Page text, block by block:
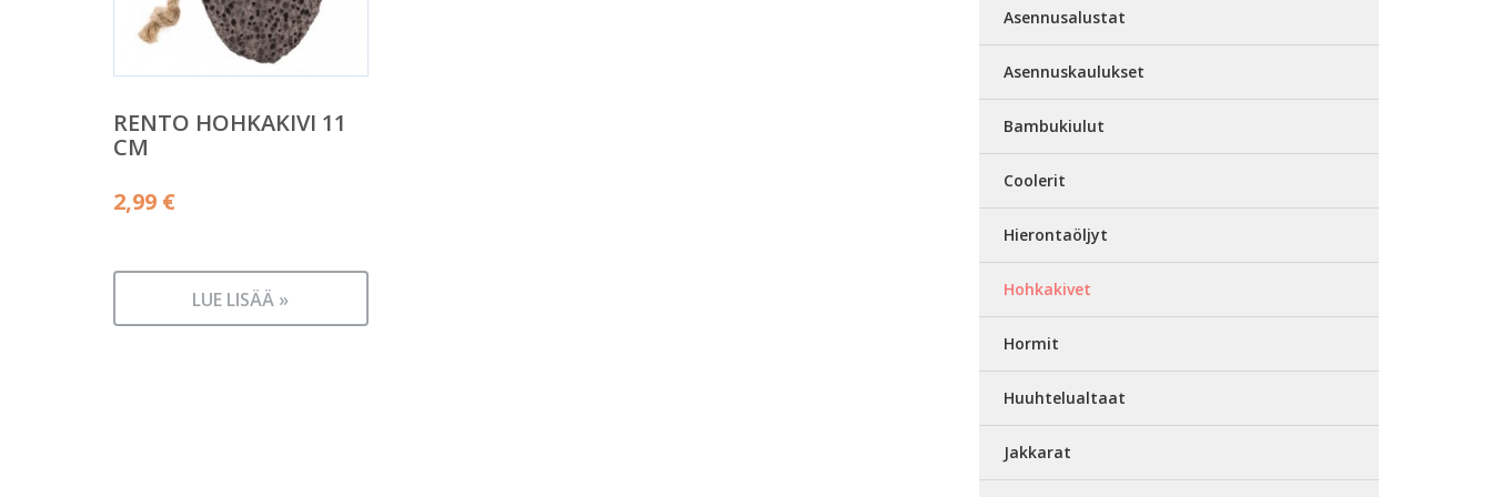
RENTO HOHKAKIVI 11
CM
2,99 €
LUE LISÄÄ »
Asennusalustat
Asennuskaulukset
Bambukiulut
Coolerit
Hierontaöljyt
Hohkakivet
Hormit
Huuhtelualtaat
Jakkarat